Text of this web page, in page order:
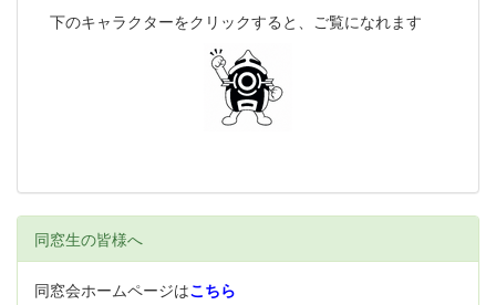
下のキャラクターをクリックすると、ご覧になれます
同窓生の皆様へ
同窓会ホームページはこちら